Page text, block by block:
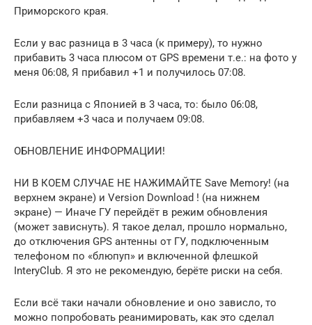
Приморского края.
Если у вас разница в 3 часа (к примеру), то нужно
прибавить 3 часа плюсом от GPS времени т.е.: на фото у
меня 06:08, Я прибавил +1 и получилось 07:08.
Если разница с Японией в 3 часа, то: было 06:08,
прибавляем +3 часа и получаем 09:08.
ОБНОВЛЕНИЕ ИНФОРМАЦИИ!
НИ В КОЕМ СЛУЧАЕ НЕ НАЖИМАЙТЕ Save Memory! (на
верхнем экране) и Version Download ! (на нижнем
экране) — Иначе ГУ перейдёт в режим обновления
(может зависнуть). Я такое делал, прошло нормально,
до отключения GPS антенны от ГУ, подключенным
телефоном по «блюпуп» и включенной флешкой
InteryClub. Я это не рекомендую, берёте риски на себя.
Если всё таки начали обновление и оно зависло, то
можно попробовать реанимировать, как это сделал